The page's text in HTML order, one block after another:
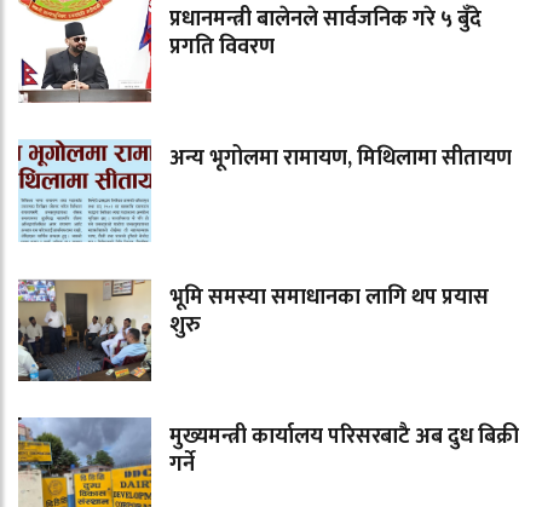
प्रधानमन्त्री बालेनले सार्वजनिक गरे ५ बुँदे
प्रगति विवरण
अन्य भूगोलमा रामायण, मिथिलामा सीतायण
भूमि समस्या समाधानका लागि थप प्रयास
शुरु
मुख्यमन्त्री कार्यालय परिसरबाटै अब दुध बिक्री
गर्ने